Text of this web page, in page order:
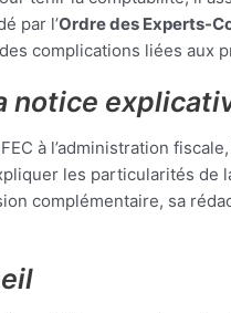
par l’Ordre des Experts-
complications liées aux
notice
à l’administration
les particularités de
complémentaire, sa